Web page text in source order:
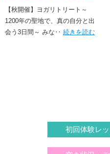
と出会う3日間～
【秋開催】ヨガリトリート～
1200年の聖地で、真の自分と出
会う3日間～ みな‥ 続きを読む
初回体験レ